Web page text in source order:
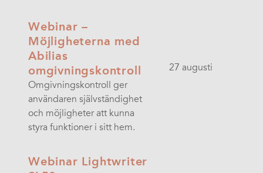
Webinar –
Möjligheterna med
Abilias
omgivningskontroll
Omgivningskontroll ger
användaren självständighet
och möjligheter att kunna
styra funktioner i sitt hem.
27 augusti
Webinar Lightwriter